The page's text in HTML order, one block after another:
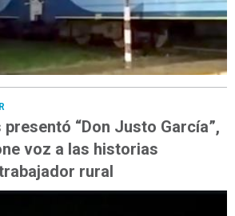
“Don Justo García”,
voz a las historias
rural